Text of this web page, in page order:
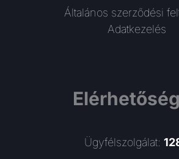
Általános szerződési
Adatkezelés
Ügyfélszolgálat: